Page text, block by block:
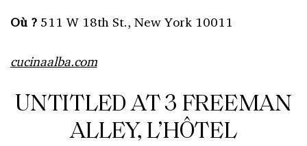
Où ?511 W 18th St., New York 10011
cucinaalba.com
UNTITLED AT 3 FREEMAN
ALLEY, L’HÔTEL